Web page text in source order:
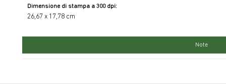
Dimensione di stampa a 300 dpi:
26,67 x 17,78 cm
Note